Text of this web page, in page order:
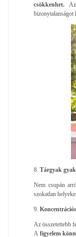
csökkenhet.
bizonytalanságot
8. Tárgyak
Nem csupán
szokatlan
9.
Az összetettebb
A figyelem